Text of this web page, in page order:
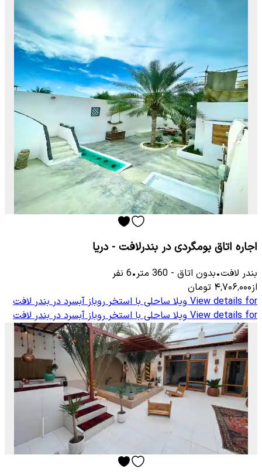
اجاره اتاق بومگردی در بندرلافت - دریا
بندر لافت•بدون اتاق -
360 متر•
6 نفر
از۴٬۷۰۶٬۰۰۰ تومان
View details for ویلا ساحلی با استخر روباز آبسرد در بندر لافت
View details for ویلا ساحلی با استخر روباز آبسرد در بندر لافت